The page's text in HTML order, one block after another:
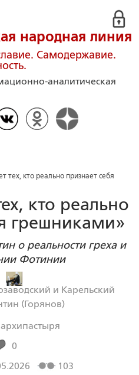
народная линия
Самодержавие.
аналитическая
тех, кто реально признает себя
кто реально
грешниками»
о реальности греха и
Фотинии
и Карельский
(Горянов)
0
103